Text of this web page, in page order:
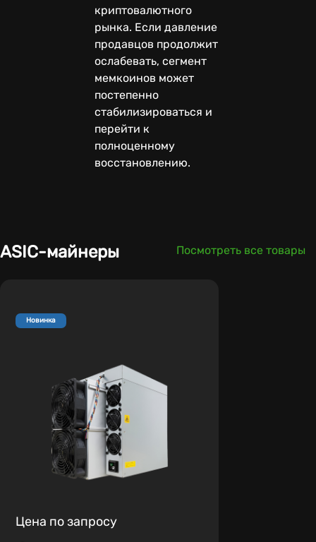
криптовалютного
рынка. Если давление
продавцов продолжит
ослабевать, сегмент
мемкоинов может
постепенно
стабилизироваться и
перейти к
полноценному
восстановлению.
ASIC-майнеры Посмотреть все товары
Новинка
Цена по запросу